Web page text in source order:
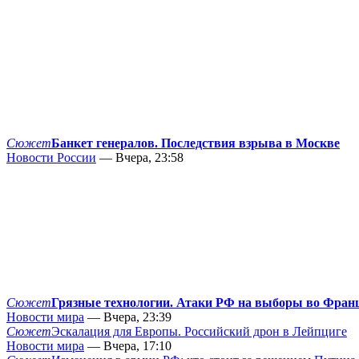
СюжетБанкет генералов. Последствия взрыва в Москве
Новости России — Вчера, 23:58
СюжетГрязные технологии. Атаки РФ на выборы во
Новости мира — Вчера, 23:39
СюжетЭскалация для Европы. Российский дрон в Лейпциге
Новости мира — Вчера, 17:10